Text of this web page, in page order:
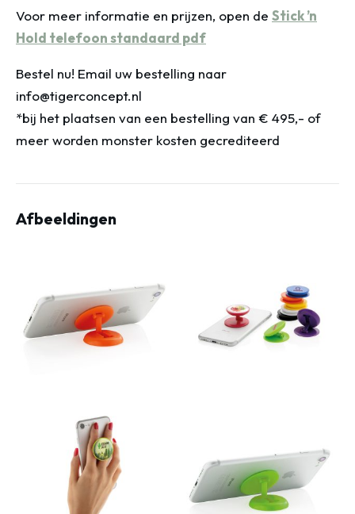
Voor meer informatie en prijzen, open de Stick ’n
Hold telefoon standaard pdf
Bestel nu! Email uw bestelling naar
info@tigerconcept.nl
*bij het plaatsen van een bestelling van € 495,- of
meer worden monster kosten gecrediteerd
Afbeeldingen